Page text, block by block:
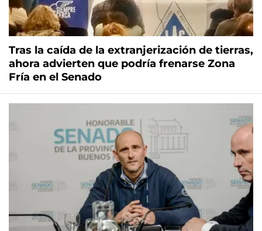
Tras la caída de la extranjerización de tierras,
ahora advierten que podría frenarse Zona
Fría en el Senado